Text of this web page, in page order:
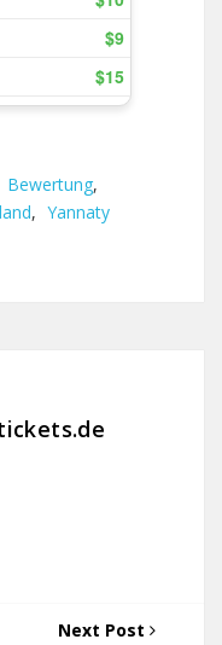
Bewertung,
, Yannaty
Next Post